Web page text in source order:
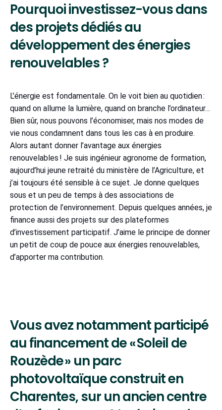
Pourquoi investissez-vous dans
des projets dédiés au
développement des énergies
renouvelables ?
L’énergie est fondamentale. On le voit bien au quotidien :
quand on allume la lumière, quand on branche l’ordinateur…
Bien sûr, nous pouvons l’économiser, mais nos modes de
vie nous condamnent dans tous les cas à en produire.
Alors autant donner l’avantage aux énergies
renouvelables ! Je suis ingénieur agronome de formation,
aujourd’hui jeune retraité du ministère de l’Agriculture, et
j’ai toujours été sensible à ce sujet. Je donne quelques
sous et un peu de temps à des associations de
protection de l’environnement. Depuis quelques années, je
finance aussi des projets sur des plateformes
d’investissement participatif. J’aime le principe de donner
un petit de coup de pouce aux énergies renouvelables,
d’apporter ma contribution.
Vous avez notamment participé
au financement de « Soleil de
Rouzède » un parc
photovoltaïque construit en
Charentes, sur un ancien centre